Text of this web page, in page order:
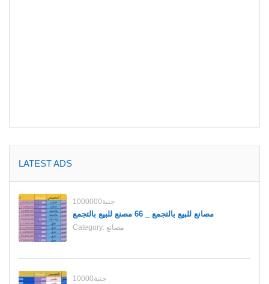
LATEST ADS
1000000جنية
مصانع للبيع بالتجمع _ 66 مصنع للبيع بالتجمع
Category: مصانع
10000جنية